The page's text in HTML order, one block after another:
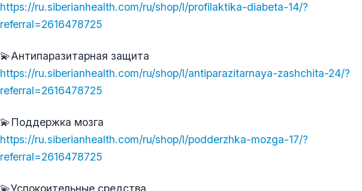
https://ru.siberianhealth.com/ru/shop/l/profilaktika-diabeta-14/?
referral=2616478725
💫Антипаразитарная защита
https://ru.siberianhealth.com/ru/shop/l/antiparazitarnaya-zashchita-24/?
referral=2616478725
💫Поддержка мозга
https://ru.siberianhealth.com/ru/shop/l/podderzhka-mozga-17/?
referral=2616478725
💫Успокоительные средства